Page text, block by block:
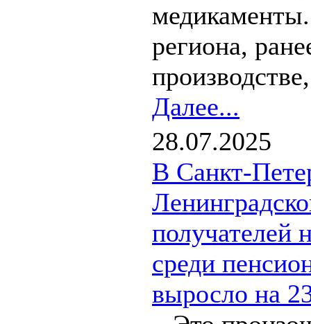
региона,
Далее...
28.07.2025
В Санкт-
получателей
среди
выросло на